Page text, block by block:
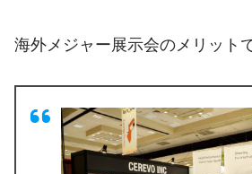
海外メジャー展示会のメリット